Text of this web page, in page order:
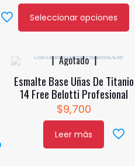
se
pueden
la
página
de
Seleccionar opciones
Este
múltiples
variantes.
Las
Agotado
Esmalte Base Uñas De Titanio
14 Free Belotti Profesional
$9,700
Leer más